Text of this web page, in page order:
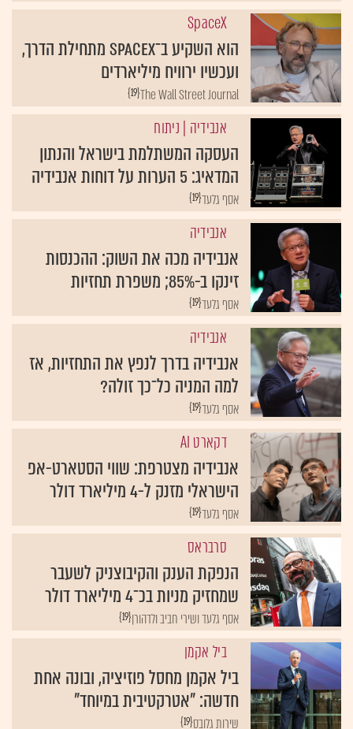
SpaceX
הוא השקיע ב־SpaceX מתחילת הדרך,
ועכשיו ירוויח מיליארדים
{19}The Wall Street Journal
אנבידיה | ניתוח
העסקה המשתלמת בישראל והנתון
המדאיג: 5 הערות על דוחות אנבידיה
{19}אסף גלעד
אנבידיה
אנבידיה מכה את השוק: ההכנסות
זינקו ב-85%; משפרת תחזיות
{19}אסף גלעד
אנבידיה
אנבידיה בדרך לנפץ את התחזיות, אז
למה המניה כל־כך זולה?
{19}אסף גלעד
דקארט AI
אנבידיה מצטרפת: שווי הסטארט-אפ
הישראלי מזנק ל-4 מיליארד דולר
{19}אסף גלעד
סרבראס
הנפקת הענק והקיבוצניק לשעבר
שמחזיק מניות בכ־4 מיליארד דולר
{19}אסף גלעד ושירי חביב ולדהורן
ביל אקמן
ביל אקמן מחסל פוזיציה, ובונה אחת
חדשה: "אטרקטיבית במיוחד"
{19}שירות גלובס